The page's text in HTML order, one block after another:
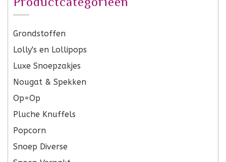
Grondstoffen
Lolly's en Lollipops
Luxe Snoepzakjes
Nougat & Spekken
Op=Op
Pluche Knuffels
Popcorn
Snoep Diverse